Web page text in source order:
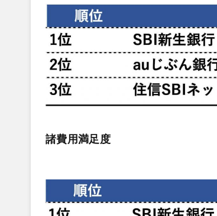
諸費用満足度